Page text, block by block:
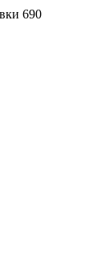
690